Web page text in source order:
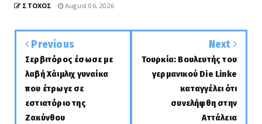
ΣΤΟΧΟΣ August 06, 2026
Previous
Σερβιτόρος έσωσε με
λαβή Χάιμλιχ γυναίκα
που έτρωγε σε
εστιατόριο της
Ζακύνθου
Next
Τουρκία: Βουλευτής του
γερμανικού Die Linke
καταγγέλει ότι
συνελήφθη στην
Αττάλεια